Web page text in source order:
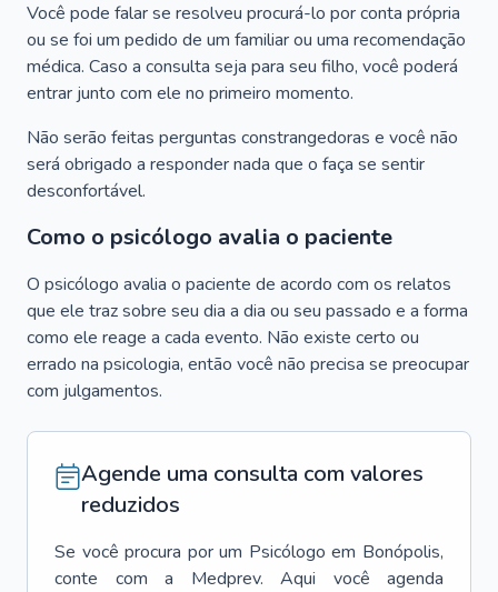
Você pode falar se resolveu procurá-lo por conta própria
ou se foi um pedido de um familiar ou uma recomendação
médica. Caso a consulta seja para seu filho, você poderá
entrar junto com ele no primeiro momento.
Não serão feitas perguntas constrangedoras e você não
será obrigado a responder nada que o faça se sentir
desconfortável.
Como o psicólogo avalia o paciente
O psicólogo avalia o paciente de acordo com os relatos
que ele traz sobre seu dia a dia ou seu passado e a forma
como ele reage a cada evento. Não existe certo ou
errado na psicologia, então você não precisa se preocupar
com julgamentos.
Agende uma consulta com valores
reduzidos
Se você procura por um Psicólogo em Bonópolis,
conte com a Medprev. Aqui você agenda